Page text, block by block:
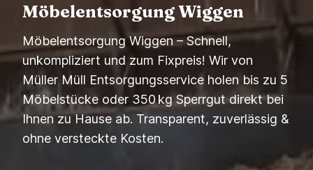
Möbelentsorgung Wiggen
Möbelentsorgung Wiggen – Schnell,
unkompliziert und zum Fixpreis! Wir von
Müller Müll Entsorgungsservice holen bis zu 5
Möbelstücke oder 350 kg Sperrgut direkt bei
Ihnen zu Hause ab. Transparent, zuverlässig &
ohne versteckte Kosten.